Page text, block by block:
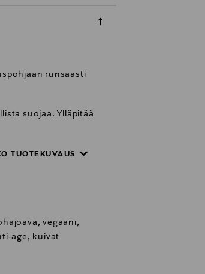
runsaasti
suojaa. Ylläpitää
Silottaa
saatavien,
sekä lapsille aina
TUOTEKUVAUS
vegaani,
age, kuivat